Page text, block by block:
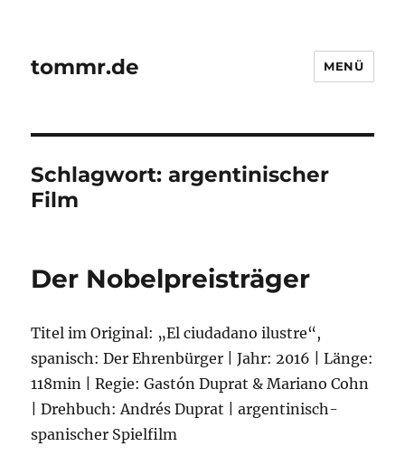
tommr.de MENÜ
Schlagwort:argentinischer
Film
Der Nobelpreisträger
Titel im Original: „El ciudadano ilustre“,
spanisch: Der Ehrenbürger | Jahr: 2016 | Länge:
118min | Regie: Gastón Duprat & Mariano Cohn
| Drehbuch: Andrés Duprat | argentinisch-
spanischer Spielfilm